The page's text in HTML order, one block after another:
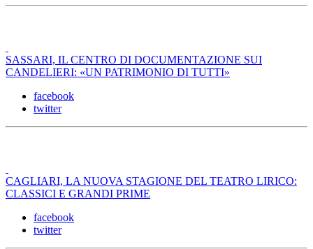
SASSARI, IL CENTRO DI DOCUMENTAZIONE SUI
CANDELIERI: «UN PATRIMONIO DI TUTTI»
facebook
twitter
CAGLIARI, LA NUOVA STAGIONE DEL TEATRO LIRICO:
CLASSICI E GRANDI PRIME
facebook
twitter